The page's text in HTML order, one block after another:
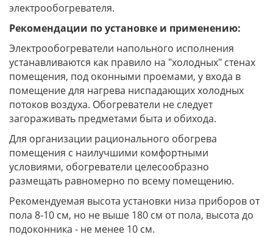
электрообогревателя.
Рекомендации по установке и применению:
Электрообогреватели напольного исполнения
устанавливаются как правило на "холодных" стенах
помещения, под оконными проемами, у входа в
помещение для нагрева ниспадающих холодных
потоков воздуха. Обогреватели не следует
загораживать предметами быта и обихода.
Для организации рационального обогрева
помещения с наилучшими комфортными
условиями, обогреватели целесообразно
размещать равномерно по всему помещению.
Рекомендуемая высота установки низа приборов от
пола 8-10 см, но не выше 180 см от пола, высота до
подоконника - не менее 10 см.